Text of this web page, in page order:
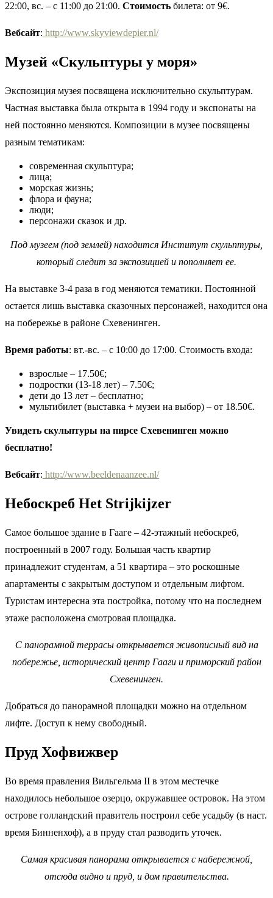
22:00, вс. – с 11:00 до 21:00. Стоимость билета: от 9€.
Вебсайт: http://www.skyviewdepier.nl/
Музей «Скульптуры у моря»
Экспозиция музея посвящена исключительно скульптурам.
Частная выставка была открыта в 1994 году и экспонаты на
ней постоянно меняются. Композиции в музее посвящены
разным тематикам:
современная скульптура;
лица;
морская жизнь;
флора и фауна;
люди;
персонажи сказок и др.
Под музеем (под землей) находится Институт скульптуры,
который следит за экспозицией и пополняет ее.
На выставке 3-4 раза в год меняются тематики. Постоянной
остается лишь выставка сказочных персонажей, находится она
на побережье в районе Схевенинген.
Время работы: вт.-вс. – с 10:00 до 17:00. Стоимость входа:
взрослые – 17.50€;
подростки (13-18 лет) – 7.50€;
дети до 13 лет – бесплатно;
мультибилет (выставка + музеи на выбор) – от 18.50€.
Увидеть скульптуры на пирсе Схевенинген можно
бесплатно!
Вебсайт: http://www.beeldenaanzee.nl/
Небоскреб Het Strijkijzer
Самое большое здание в Гааге – 42-этажный небоскреб,
построенный в 2007 году. Большая часть квартир
принадлежит студентам, а 51 квартира – это роскошные
апартаменты с закрытым доступом и отдельным лифтом.
Туристам интересна эта постройка, потому что на последнем
этаже расположена смотровая площадка.
С панорамной террасы открывается живописный вид на
побережье, исторический центр Гааги и приморский район
Схевенинген.
Добраться до панорамной площадки можно на отдельном
лифте. Доступ к нему свободный.
Пруд Хофвижвер
Во время правления Вильгельма II в этом местечке
находилось небольшое озерцо, окружавшее островок. На этом
острове голландский правитель построил себе усадьбу (в наст.
время Бинненхоф), а в пруду стал разводить уточек.
Самая красивая панорама открывается с набережной,
отсюда видно и пруд, и дом правительства.